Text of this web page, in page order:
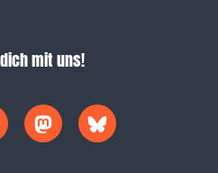
mit uns!